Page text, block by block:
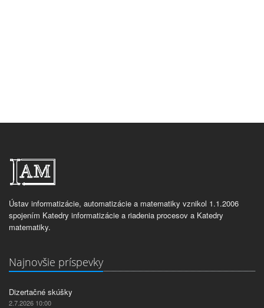
Ústav informatizácie, automatizácie a matematiky vznikol 1.1.2006
spojením Katedry informatizácie a riadenia procesov a Katedry
matematiky.
Najnovšie príspevky
Dizertačné skúšky
2.7.2026 10:00